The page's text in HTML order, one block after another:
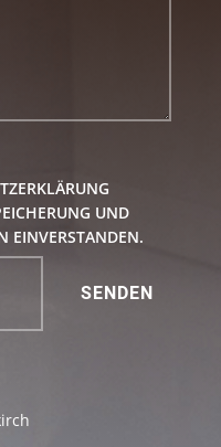
UND
EINVERSTANDEN.
SENDEN